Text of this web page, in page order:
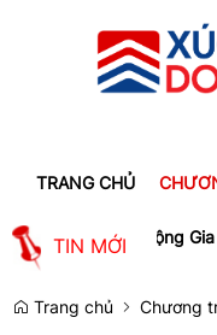
TRANG CHỦ
TIN MỚI
làm cho lao động Gia Lai
Trang chủ Chương